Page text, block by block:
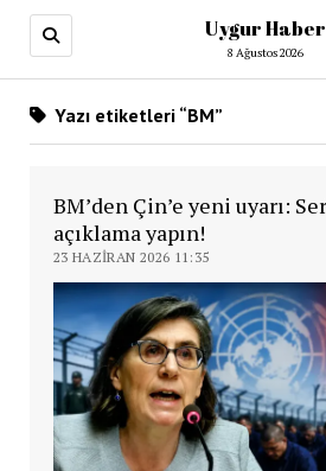
Uygur Haber
8 Ağustos 2026
Yazı etiketleri “BM”
BM’den Çin’e yeni uyarı:
açıklama yapın!
23 HAZIRAN 2026 11:35